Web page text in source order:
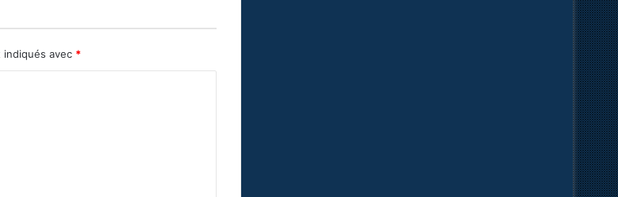
indiqués avec *